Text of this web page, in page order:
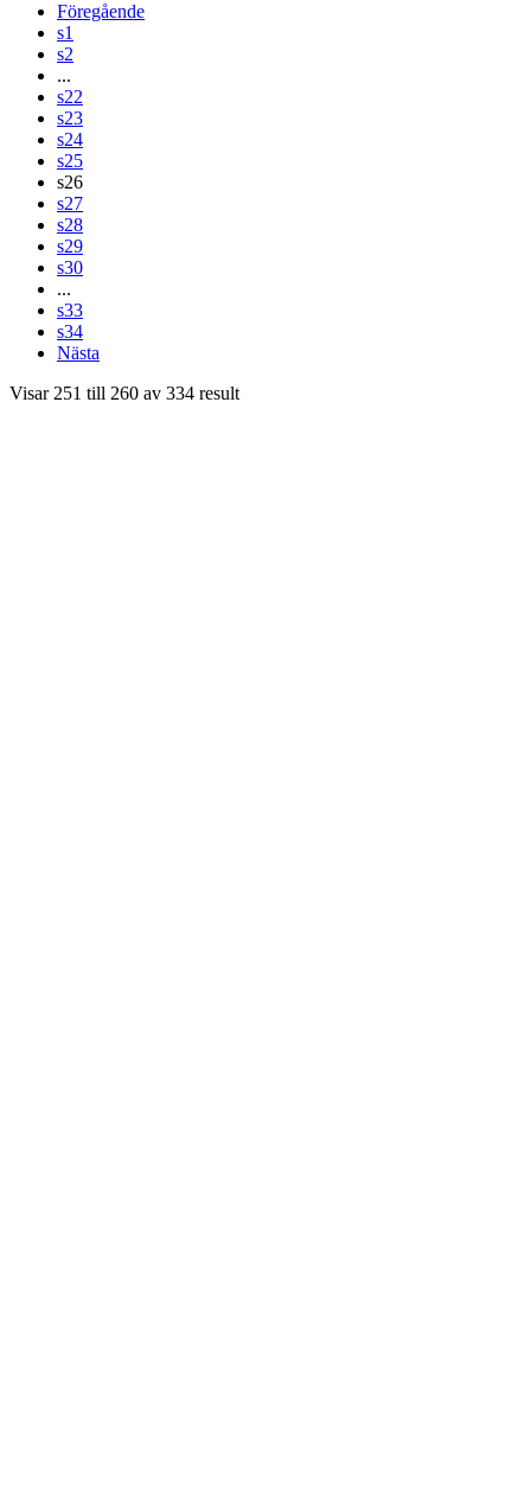
Föregående
s1
s2
...
s22
s23
s24
s25
s26
s27
s28
s29
s30
...
s33
s34
Nästa
Visar 251 till 260 av 334 result